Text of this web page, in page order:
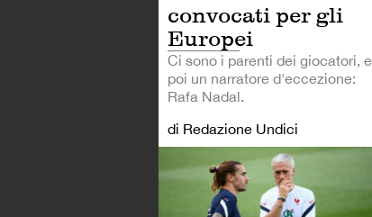
convocati per gli
Europei
Ci sono i parenti dei giocatori, e
poi un narratore d'eccezione:
Rafa Nadal.
di Redazione Undici